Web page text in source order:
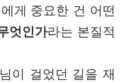
게 중요한 건 어떤
엇인가라는 본질적
이 걸었던 길을 재